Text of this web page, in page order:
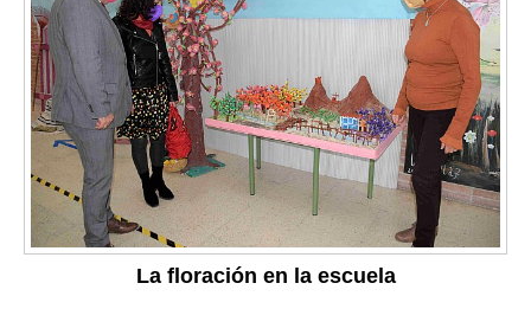
La floración en la escuela